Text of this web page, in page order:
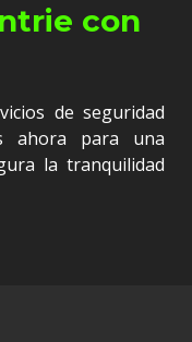
con
de seguridad
ahora para una
la tranquilidad